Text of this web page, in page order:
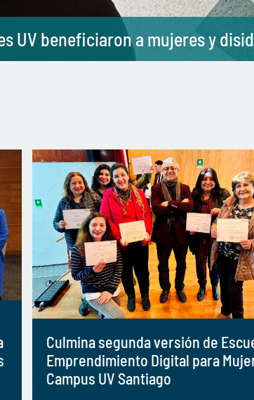
UV beneficiaron a mujeres y
Culmina segunda versión de
Emprendimiento Digital para
Campus UV Santiago